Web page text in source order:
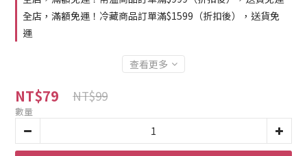
全店，滿額免運！冷藏商品訂單滿$1599（折扣後），送貨免
運
查看更多
NT$79 NT$99
數量